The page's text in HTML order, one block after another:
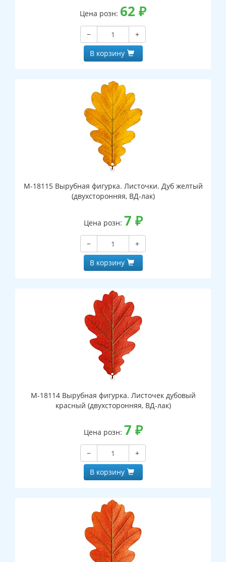
Цена розн: 62 ₽
−
+
В корзину
М-18115 Вырубная фигурка. Листочки. Дуб желтый
(двухсторонняя, ВД-лак)
Цена розн: 7 ₽
−
+
В корзину
М-18114 Вырубная фигурка. Листочек дубовый
красный (двухсторонняя, ВД-лак)
Цена розн: 7 ₽
−
+
В корзину